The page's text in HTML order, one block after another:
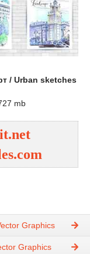
/ Urban sketches
mb
Graphics
Graphics